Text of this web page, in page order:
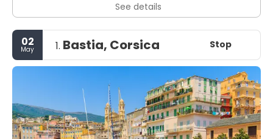
See details
02
May 1. Bastia, Corsica Stop